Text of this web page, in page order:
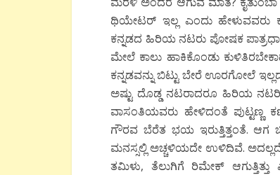
ಥಿಯೇಟರ್ ಇಲ್ಲ ಎಂದು ಹೇಳುವವರು
ಕನ್ನಡದ ಹಿರಿಯ ನಟರು ಪೋಷಕ
ಮೇಲೆ ಕಾಲು ಹಾಕಿಕೊಂಡು
ಕನ್ನಡವನ್ನು ಬಿಟ್ಟು ಬೇರೆ ಊರಗೋಲೆ
ಅಷ್ಟು ದೊಡ್ಡ ನಟರಾದರೂ ಹಿರಿಯ
ವಾಸಂತಿಯವರು ಹೇಳಿದಂತೆ ಪುಟ್ಟಣ್ಣ
ಗೌರವ ಬೆರೆತ ಭಯ ಇರುತ್ತಿತ್ತಂತೆ. ಆಗ
ಮನಸ್ಸಲ್ಲಿ ಅಚ್ಚಳಿಯದೇ ಉಳಿದಿವೆ.
ತಮಿಳು, ತೆಲುಗಿಗೆ ರಿಮೇಕ್ ಆಗುತ್ತಿತ್ತು